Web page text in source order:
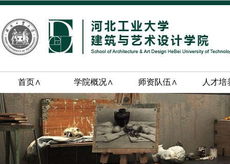
首页∧ 学院概况∧ 师资队伍∧ 人才